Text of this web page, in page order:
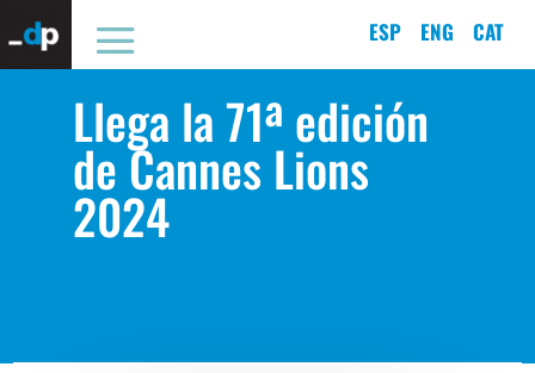
ESP ENG CAT
Llega la 71ª edición
de Cannes Lions
2024